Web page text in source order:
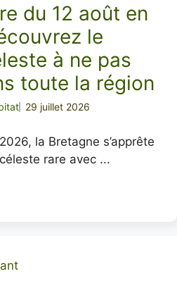
du 12 août en
le
à ne pas
toute la région
29 juillet 2026
la Bretagne s’apprête
rare avec ...